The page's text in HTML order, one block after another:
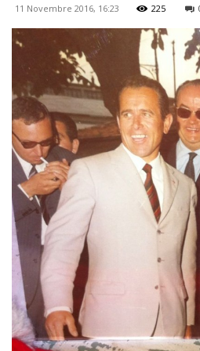
11 Novembre 2016, 16:23 225